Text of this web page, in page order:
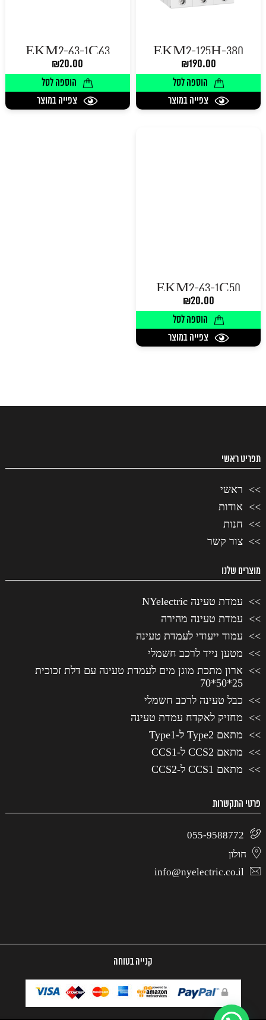
EKM2-125H-380
₪190.00
הוספה לסל
צפייה במוצר
EKM2-63-1C63
₪20.00
הוספה לסל
צפייה במוצר
EKM2-63-1C50
₪20.00
הוספה לסל
צפייה במוצר
תפריט ראשי
ראשי
אודות
חנות
צור קשר
מוצרים שלנו
עמדת טעינה NYelectric
עמדת טעינה מהירה
עמוד ייעודי לעמדת טעינה
מטען נייד לרכב חשמלי
ארון מתכת מוגן מים לעמדת טעינה עם דלת זכוכית
25*50*70
כבל טעינה לרכב חשמלי
מחזיק לאקדח עמדת טעינה
מתאם Type2 ל-Type1
מתאם CCS2 ל-CCS1
מתאם CCS1 ל-CCS2
פרטי התקשרות
055-9588772
חולון
info@nyelectric.co.il
קנייה בטוחה